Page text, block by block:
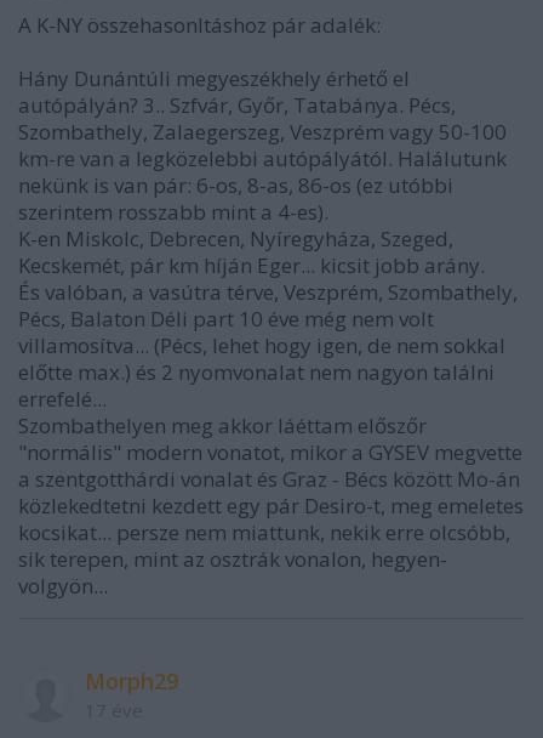
A K-NY összehasonltáshoz pár adalék:
Hány Dunántúli megyeszékhely érhető el
autópályán? 3.. Szfvár, Győr, Tatabánya. Pécs,
Szombathely, Zalaegerszeg, Veszprém vagy 50-100
km-re van a legközelebbi autópályától. Halálutunk
nekünk is van pár: 6-os, 8-as, 86-os (ez utóbbi
szerintem rosszabb mint a 4-es).
K-en Miskolc, Debrecen, Nyíregyháza, Szeged,
Kecskemét, pár km híján Eger... kicsit jobb arány.
És valóban, a vasútra térve, Veszprém, Szombathely,
Pécs, Balaton Déli part 10 éve még nem volt
villamosítva... (Pécs, lehet hogy igen, de nem sokkal
előtte max.) és 2 nyomvonalat nem nagyon találni
errefelé...
Szombathelyen meg akkor láéttam előszőr
"normális" modern vonatot, mikor a GYSEV megvette
a szentgotthárdi vonalat és Graz - Bécs között Mo-án
közlekedtetni kezdett egy pár Desiro-t, meg emeletes
kocsikat... persze nem miattunk, nekik erre olcsóbb,
sik terepen, mint az osztrák vonalon, hegyen-
volgyön...
Morph29